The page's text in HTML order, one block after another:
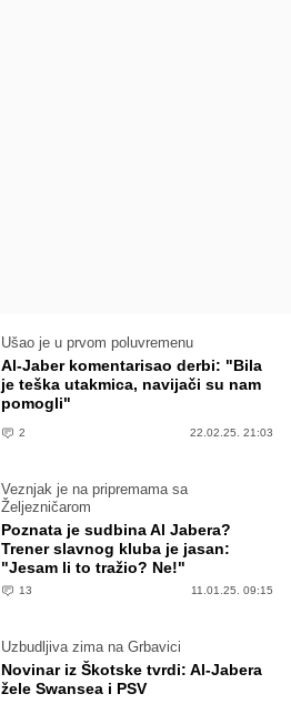
Ušao je u prvom poluvremenu
Al-Jaber komentarisao derbi: "Bila
je teška utakmica, navijači su nam
pomogli"
2 22.02.25. 21:03
Veznjak je na pripremama sa
Željezničarom
Poznata je sudbina Al Jabera?
Trener slavnog kluba je jasan:
"Jesam li to tražio? Ne!"
13 11.01.25. 09:15
Uzbudljiva zima na Grbavici
Novinar iz Škotske tvrdi: Al-Jabera
žele Swansea i PSV